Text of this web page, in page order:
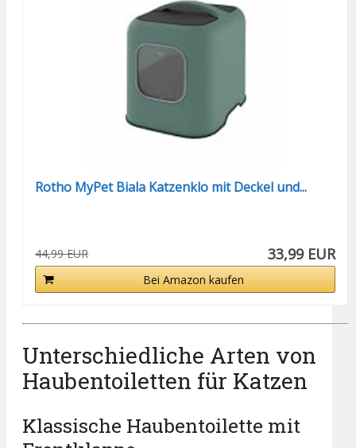
Rotho MyPet Biala Katzenklo mit Deckel und...
44,99 EUR 33,99 EUR
Bei Amazon kaufen
Unterschiedliche Arten von
Haubentoiletten für Katzen
Klassische Haubentoilette mit